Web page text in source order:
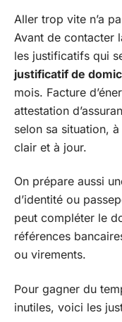
Aller trop vite n’a
Avant de contacter
les justificatifs qui
justificatif de
mois. Facture
attestation
selon sa situation,
clair et à jour.
On prépare aussi
d’identité ou
peut compléter le
références
ou virements.
Pour gagner du
inutiles, voici les